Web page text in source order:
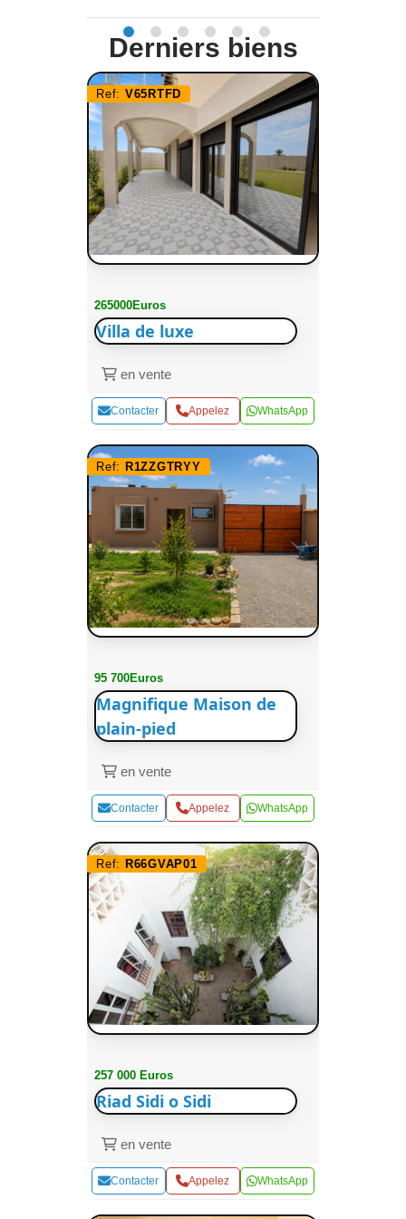
Derniers biens
Ref: V65RTFD
265000Euros
Villa de luxe
en vente
Contacter Appelez WhatsApp
Ref: R1ZZGTRYY
95 700Euros
Magnifique Maison de
plain-pied
en vente
Contacter Appelez WhatsApp
Ref: R66GVAP01
257 000 Euros
Riad Sidi o Sidi
en vente
Contacter Appelez WhatsApp